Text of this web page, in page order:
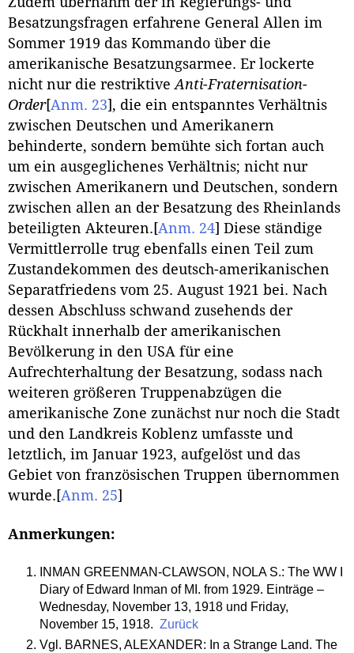
Besatzungsfragen erfahrene General Allen im
Sommer 1919 das Kommando über die
amerikanische Besatzungsarmee. Er lockerte
nicht nur die restriktive Anti-Fraternisation-
Order[Anm. 23] , die ein entspanntes Verhältnis
zwischen Deutschen und Amerikanern
behinderte, sondern bemühte sich fortan auch
um ein ausgeglichenes Verhältnis; nicht nur
zwischen Amerikanern und Deutschen, sondern
zwischen allen an der Besatzung des Rheinlands
beteiligten Akteuren. [Anm. 24] Diese ständige
Vermittlerrolle trug ebenfalls einen Teil zum
Zustandekommen des deutsch-amerikanischen
Separatfriedens vom 25. August 1921 bei. Nach
dessen Abschluss schwand zusehends der
Rückhalt innerhalb der amerikanischen
Bevölkerung in den USA für eine
Aufrechterhaltung der Besatzung, sodass nach
weiteren größeren Truppenabzügen die
amerikanische Zone zunächst nur noch die Stadt
und den Landkreis Koblenz umfasste und
letztlich, im Januar 1923, aufgelöst und das
Gebiet von französischen Truppen übernommen
wurde. [Anm. 25]
Anmerkungen:
INMAN GREENMAN-CLAWSON, NOLA S.: The WW I
Diary of Edward Inman of MI. from 1929. Einträge –
Wednesday, November 13, 1918 und Friday,
November 15, 1918. Zurück
Vgl. BARNES, ALEXANDER: In a Strange Land. The